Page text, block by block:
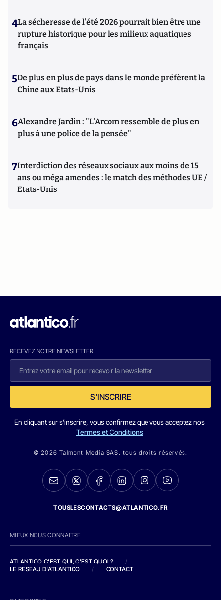
4La sécheresse de l’été 2026 pourrait bien être une
rupture historique pour les milieux aquatiques
français
5De plus en plus de pays dans le monde préfèrent la
Chine aux Etats-Unis
6Alexandre Jardin : "L'Arcom ressemble de plus en
plus à une police de la pensée"
7Interdiction des réseaux sociaux aux moins de 15
ans ou méga amendes : le match des méthodes UE /
Etats-Unis
RECEVEZ NOTRE NEWSLETTER
S'INSCRIRE
En cliquant sur s'inscrire, vous confirmez que vous acceptez nos
Termes et Conditions
© 2026 Talmont Media SAS. tous droits réservés.
TOUSLESCONTACTS@ATLANTICO.FR
MIEUX NOUS CONNAITRE
ATLANTICO C'EST QUI, C'EST QUOI ?
/
LE RESEAU D'ATLANTICO
/ CONTACT